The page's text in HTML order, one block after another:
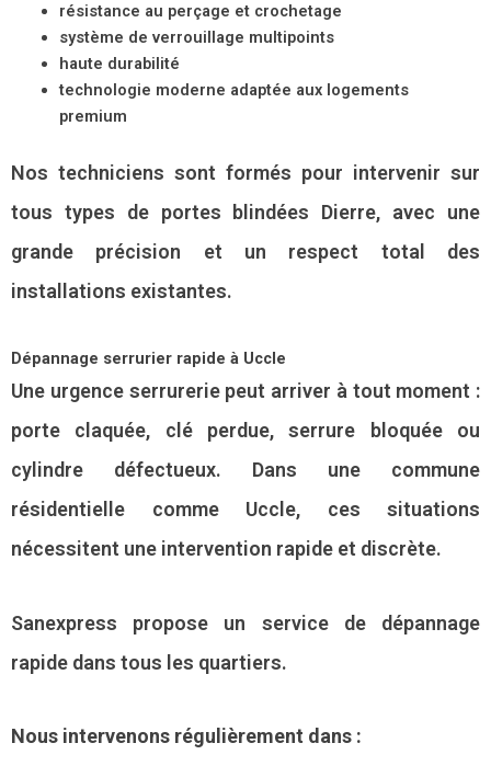
résistance au perçage et crochetage
système de verrouillage multipoints
haute durabilité
technologie moderne adaptée aux logements
premium
Nos techniciens sont formés pour intervenir sur
tous types de portes blindées Dierre, avec une
grande précision et un respect total des
installations existantes.
Dépannage serrurier rapide à Uccle
Une urgence serrurerie peut arriver à tout moment :
porte claquée, clé perdue, serrure bloquée ou
cylindre défectueux. Dans une commune
résidentielle comme Uccle, ces situations
nécessitent une intervention rapide et discrète.
Sanexpress propose un service de dépannage
rapide dans tous les quartiers.
Nous intervenons régulièrement dans :